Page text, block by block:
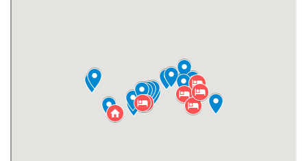
Fischland-Darß-Zingst